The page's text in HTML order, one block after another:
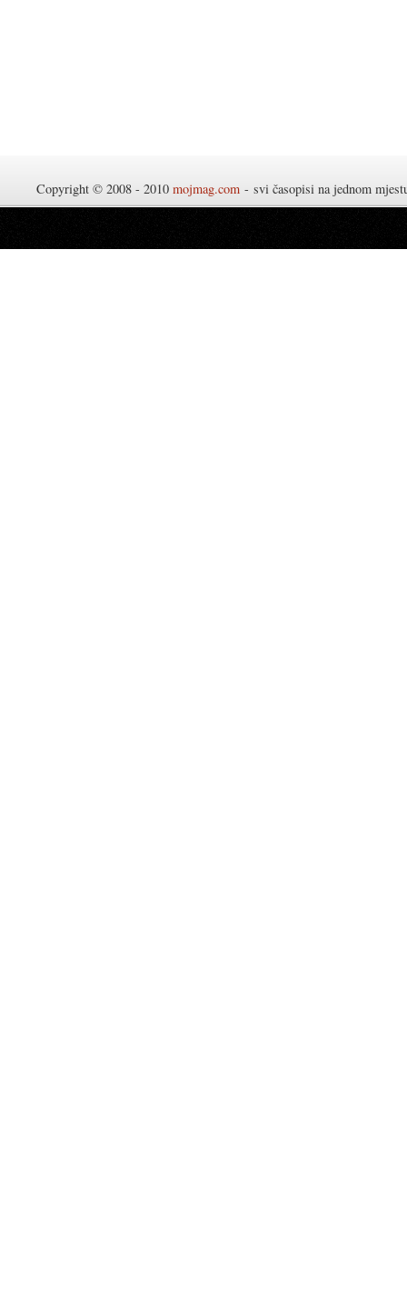
Copyright © 2008 - 2010 mojmag.com - svi časopisi na jednom